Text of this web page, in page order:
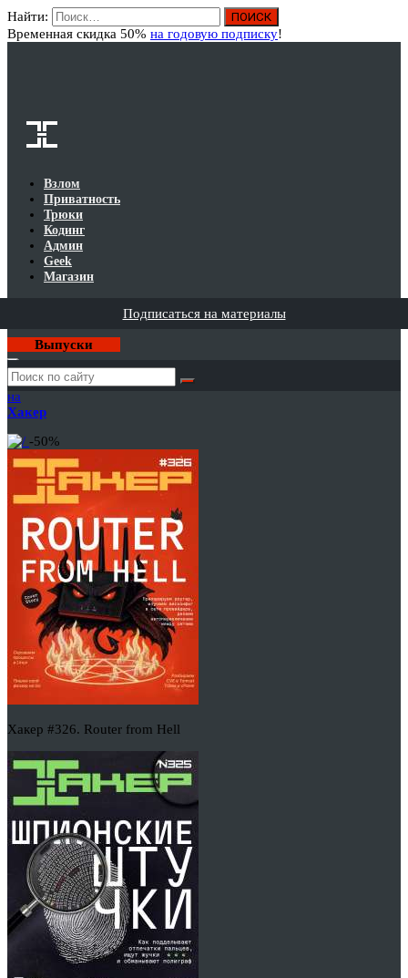
Найти:
Временная скидка 50% на годовую подписку!
Взлом
Приватность
Трюки
Кодинг
Админ
Geek
Магазин
Подписаться на материалы
Выпуски
Годовая
подписка
на
Хакер
-50%
Хакер #326. Router from Hell